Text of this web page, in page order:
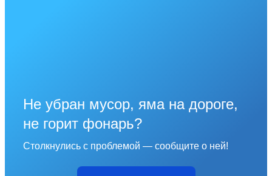
Не убран мусор, яма на дороге,
не горит фонарь?
Столкнулись с проблемой — сообщите о ней!